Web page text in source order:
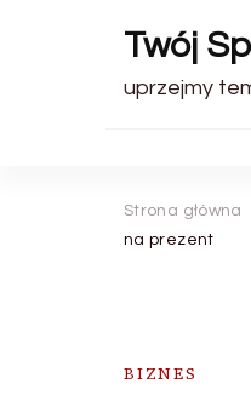
Twój
uprzejmy
Strona główna
na prezent
BIZNES